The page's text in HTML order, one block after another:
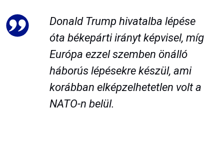
Donald Trump hivatalba lépése
óta békepárti irányt képvisel, míg
Európa ezzel szemben önálló
háborús lépésekre készül, ami
korábban elképzelhetetlen volt a
NATO-n belül.